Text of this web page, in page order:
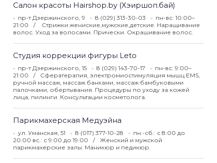
Салон красоты Hairshop.by (Хэиршоп.бай)
пр-т Дзержинского, 9 8 (029) 313-30-03
пн-вс: 10:00–
21:00
Стрижки жениские,мужские,детские. Наращивание
волос. Уход за волосами. Прически. Окрашивание волос.
Студия коррекции фигуры Leto
пр-т Дзержинского, 15 8 (029) 143-70-17
пн-вс: 9:00–
21:00
Сфератерапия, электромиостимуляция мышц EMS,
ручной массаж, массаж банками, массаж бамбуковыми
палочками, обертывания. Процедуры по уходу за кожей
лица, пилинги. Консультации косметолога.
Парикмахерская Медуэйна
ул. Уманская, 51 8 (017) 377-10-28
пн.-сб.: с 8:00 до
20:00 вс.: с 9:00 до 19:00
Женский и мужской
парикмахерские залы. Маникюр и педикюр.